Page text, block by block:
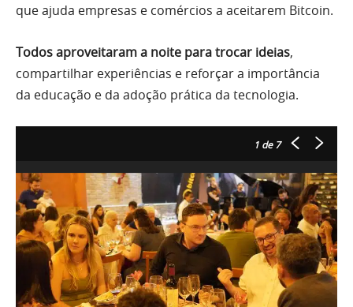
que ajuda empresas e comércios a aceitarem Bitcoin.
Todos aproveitaram a noite para trocar ideias,
compartilhar experiências e reforçar a importância
da educação e da adoção prática da tecnologia.
1 de 7